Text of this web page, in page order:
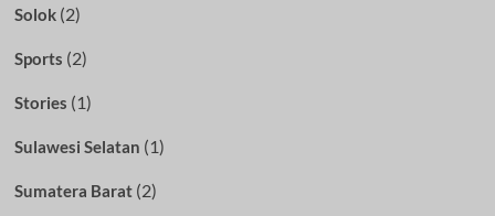
Solok(2)
Sports (2)
Stories (1)
Sulawesi Selatan (1)
Sumatera Barat(2)